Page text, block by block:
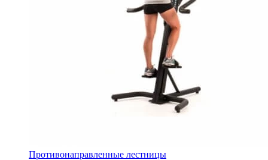
Противонаправленные лестницы